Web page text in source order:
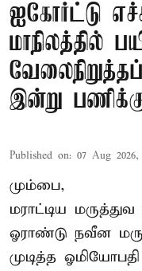
ஐகோர்ட்டு
மாநிலத்தில்
இன்று பணிக்கு
Published on: 07 Aug
மும்பை,
மராட்டிய மருத்துவ
ஓராண்டு நவீன
முடித்த